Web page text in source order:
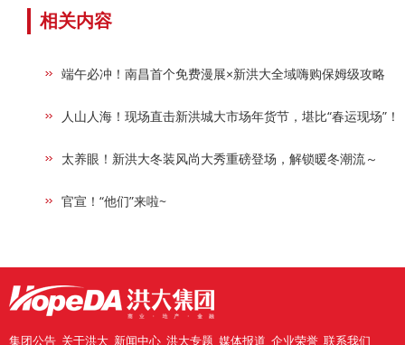
相关内容
端午必冲！南昌首个免费漫展×新洪大全域嗨购保姆级攻略
人山人海！现场直击新洪城大市场年货节，堪比“春运现场”！
太养眼！新洪大冬装风尚大秀重磅登场，解锁暖冬潮流～
官宣！“他们”来啦~
集团公告 关于洪大 新闻中心 洪大专题 媒体报道 企业荣誉 联系我们